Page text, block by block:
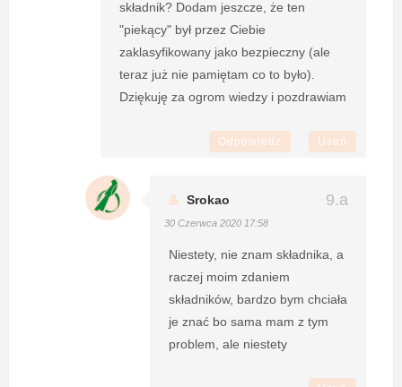
składnik? Dodam jeszcze, że ten
"piekący" był przez Ciebie
zaklasyfikowany jako bezpieczny (ale
teraz już nie pamiętam co to było).
Dziękuję za ogrom wiedzy i pozdrawiam
Odpowiedz Usuń
Srokao
30 Czerwca 2020 17:58
Niestety, nie znam składnika, a
raczej moim zdaniem
składników, bardzo bym chciała
je znać bo sama mam z tym
problem, ale niestety